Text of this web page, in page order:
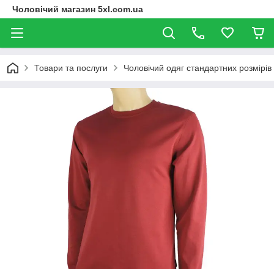
Чоловічий магазин 5xl.com.ua
Товари та послуги Чоловічий одяг стандартних розмірів